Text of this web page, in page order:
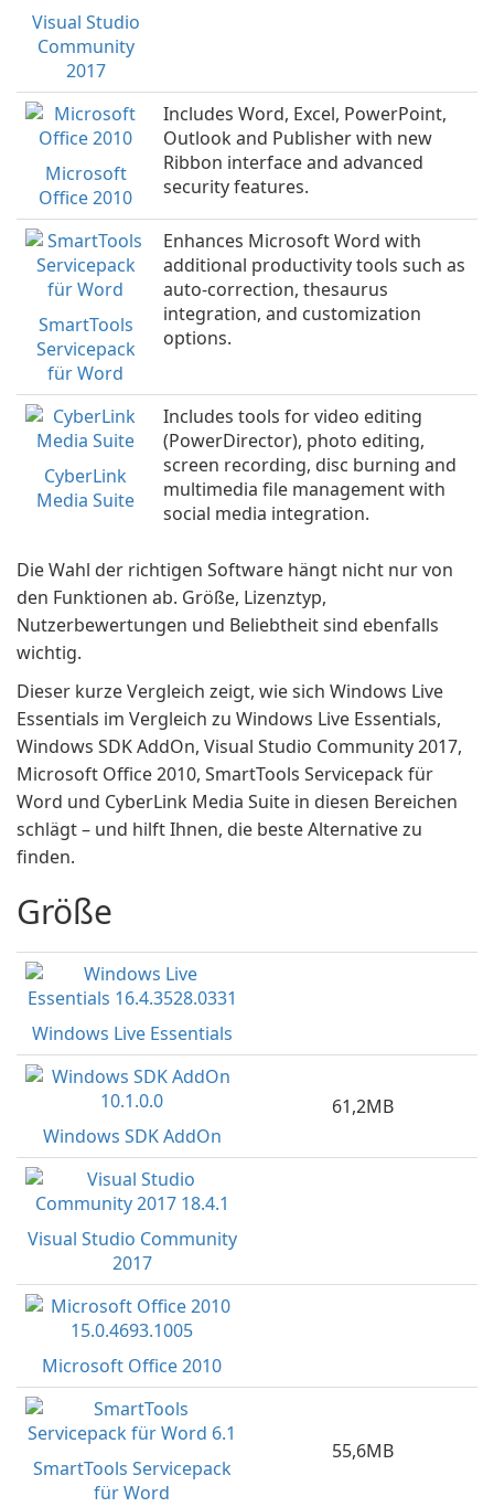
Visual Studio
Community
2017
Microsoft
Office 2010
Includes Word, Excel, PowerPoint,
Outlook and Publisher with new
Ribbon interface and advanced
security features.
SmartTools
Servicepack
für Word
Enhances Microsoft Word with
additional productivity tools such as
auto-correction, thesaurus
integration, and customization
options.
CyberLink
Media Suite
Includes tools for video editing
(PowerDirector), photo editing,
screen recording, disc burning and
multimedia file management with
social media integration.
Die Wahl der richtigen Software hängt nicht nur von
den Funktionen ab. Größe, Lizenztyp,
Nutzerbewertungen und Beliebtheit sind ebenfalls
wichtig.
Dieser kurze Vergleich zeigt, wie sich Windows Live
Essentials im Vergleich zu Windows Live Essentials,
Windows SDK AddOn, Visual Studio Community 2017,
Microsoft Office 2010, SmartTools Servicepack für
Word und CyberLink Media Suite in diesen Bereichen
schlägt – und hilft Ihnen, die beste Alternative zu
finden.
Größe
Windows Live Essentials
Windows SDK AddOn
61,2MB
Visual Studio Community
2017
Microsoft Office 2010
SmartTools Servicepack
für Word
55,6MB